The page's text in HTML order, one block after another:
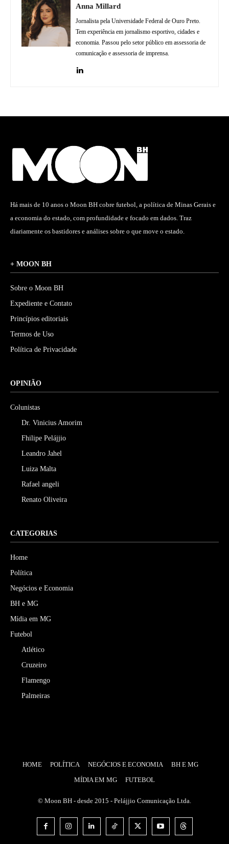
Anna Millard
Jornalista pela Universidade Federal de Ouro Preto.
Tem experiência em jornalismo esportivo, cidades e
economia. Passou pelo setor público em assessoria de
comunicação e assessoria de imprensa.
Há mais de 10 anos o Moon BH cobre futebol, a política de Minas Gerais e
a economia do estado, com profundidade e focado em dados. Traz
diariamente os bastidores e análises sobre o que move o estado.
+ MOON BH
Sobre o Moon BH
Expediente e Contato
Princípios editoriais
Termos de Uso
Política de Privacidade
OPINIÃO
Colunistas
Dr. Vinicius Amorim
Fhilipe Pelájjio
Leandro Jahel
Luiza Malta
Rafael angeli
Renato Oliveira
CATEGORIAS
Home
Política
Negócios e Economia
BH e MG
Mídia em MG
Futebol
Atlético
Cruzeiro
Flamengo
Palmeiras
HOME POLÍTICA NEGÓCIOS E ECONOMIA
BH E MG
MÍDIA EM MG
FUTEBOL
© Moon BH - desde 2015 - Pelájjio Comunicação Ltda.